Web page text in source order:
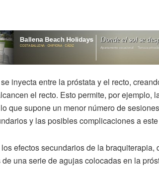
inyecta entre la próstata y el recto,
el recto. Esto permite, por ejemplo,
que supone un menor número de
y las posibles complicaciones a
efectos secundarios de la
una serie de agujas colocadas en la